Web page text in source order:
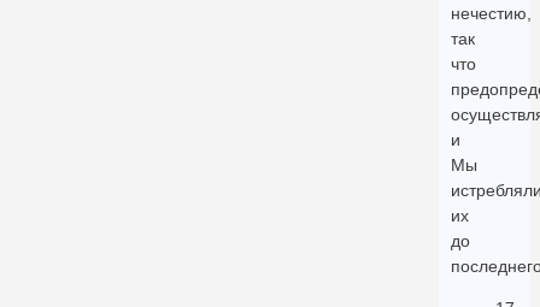
нечестию,
так
что
и
Мы
их
до